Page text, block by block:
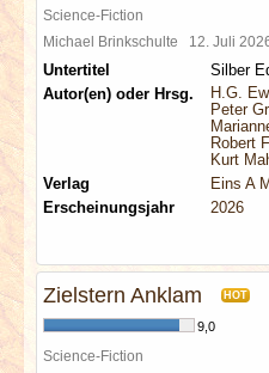
REDAKTION
LINKS
Science-Fiction
Michael Brinkschulte 12. Juli
Untertitel
Silber
Autor(en) oder Hrsg.
H.G.
Peter
Robert
Kurt
Verlag
Eins A
Erscheinungsjahr
2026
Zielstern Anklam HOT
9,0
Science-Fiction